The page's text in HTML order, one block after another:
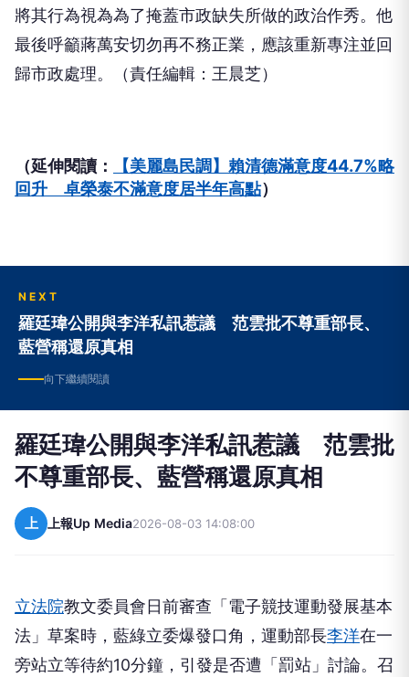
將其行為視為為了掩蓋市政缺失所做的政治作秀。他
最後呼籲蔣萬安切勿再不務正業，應該重新專注並回
歸市政處理。（責任編輯：王晨芝）
（延伸閱讀：
【美麗島民調】賴清德滿意度44.7%略
回升 卓榮泰不滿意度居半年高點）
NEXT
羅廷瑋公開與李洋私訊惹議 范雲批不尊重部長、
藍營稱還原真相
向下繼續閱讀
羅廷瑋公開與李洋私訊惹議 范雲批
不尊重部長、藍營稱還原真相
上 上報Up Media2026-08-03 14:08:00
立法院教文委員會日前審查「電子競技運動發展基本
法」草案時，藍綠立委爆發口角，運動部長李洋在一
旁站立等待約10分鐘，引發是否遭「罰站」討論。召